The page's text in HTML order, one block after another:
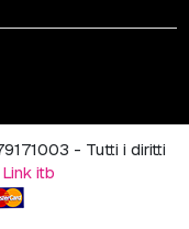
- Tutti i diritti
Link itb